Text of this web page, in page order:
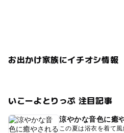
お出かけ家族にイチオシ情報
いこーよとりっぷ 注目記事
涼やかな音色に癒
この夏は浴衣を着て